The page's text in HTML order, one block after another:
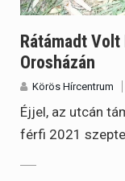
Rátámadt
Orosházán
Körös Hírcentrum
Éjjel, az utcán
férfi 2021